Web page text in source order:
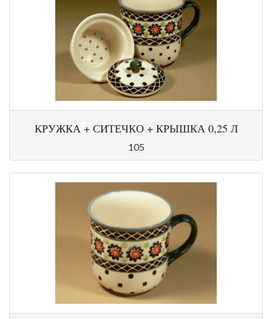
КРУЖКА + СИТЕЧКО + КРЫШКА 0,25 Л
105